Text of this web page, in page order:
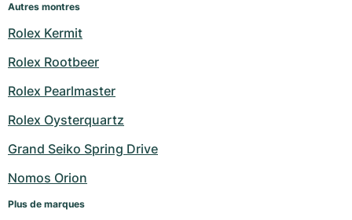
Autres montres
Rolex Kermit
Rolex Rootbeer
Rolex Pearlmaster
Rolex Oysterquartz
Grand Seiko Spring Drive
Nomos Orion
Plus de marques